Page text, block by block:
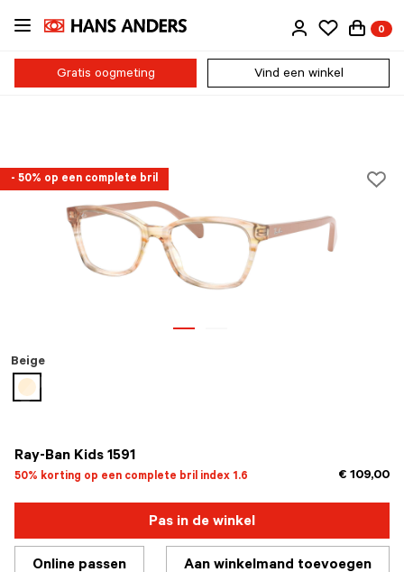
Ga
naar
inhoud
0
Gratis oogmeting Vind een winkel
- 50% op een complete bril
Ray-Ban Kids 1591
50% korting op een complete bril index 1.6 € 109,00
Beige
geselecteerd
Pas in de winkel
Online passen Aan winkelmand toevoegen